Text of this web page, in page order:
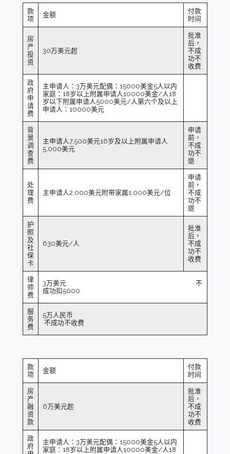
款
项
金额
付款
时间
房
产
投
资
30万美元起
批准
后，
不成
功不
收费
政
府
申
请
费
主申请人：3万美元配偶：15000美金5人以内
家庭：18岁以上附属申请人10000美金/人18
岁以下附属申请人5000美元/人第六个及以上
申请人：10000美元
背
景
调
查
费
主申请人7,500美元16岁及以上附属申请人
5,000美元
申请
前，
不成
功不
退
处
理
费
主申请人2,000美元附带家属1,000美元/位
申请
前，
不成
功不
退
护
照
及
社
保
卡
630美元/人
批准
后，
不成
功不
收费
律
师
费
3万美元 不
成功扣5000
服
务
费
5万人民币
不成功不收费
款
项
金额
付款
时间
房
产
融
资
款
6万美元起
批准
后，
不成
功不
收费
政
府
主申请人：3万美元配偶：15000美金5人以内
家庭：18岁以上附属申请人10000美金/人18